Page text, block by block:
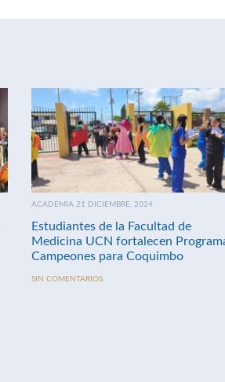
ACADEMIA 21 DICIEMBRE, 2024
Estudiantes de la Facultad de
Medicina UCN fortalecen
Campeones para Coquimbo
SIN COMENTARIOS